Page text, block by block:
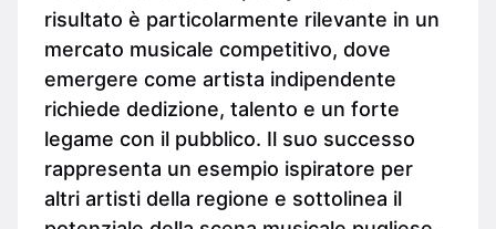
risultato è particolarmente rilevante in un
mercato musicale competitivo, dove
emergere come artista indipendente
richiede dedizione, talento e un forte
legame con il pubblico. Il suo successo
rappresenta un esempio ispiratore per
altri artisti della regione e sottolinea il